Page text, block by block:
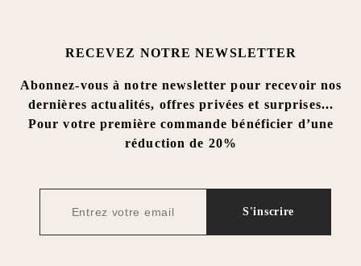
RECEVEZ NOTRE NEWSLETTER
Abonnez-vous à notre newsletter pour recevoir nos
dernières actualités, offres privées et surprises...
Pour votre première commande bénéficier d’une
réduction de 20%
S'inscrire